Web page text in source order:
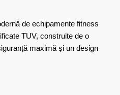
de echipamente fitness
TUV, construite de o
maximă și un design